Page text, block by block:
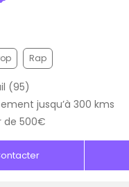
Rap
(95)
jusqu’à 300 kms
de 500€